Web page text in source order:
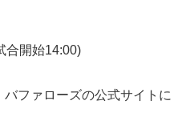
合開始14:00)
ファローズの公式サイトに